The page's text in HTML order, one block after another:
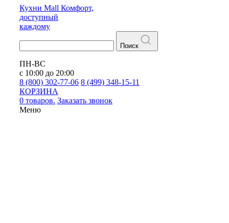
Кухни Mall Комфорт,
доступный
каждому
Поиск
ПН-ВС
с 10:00 до 20:00
8 (800) 302-77-06 8 (499) 348-15-11
КОРЗИНА
0 товаров. Заказать звонок
Меню